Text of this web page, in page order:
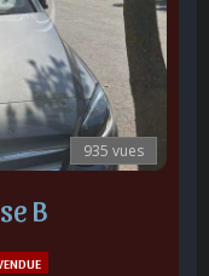
935 vues
B